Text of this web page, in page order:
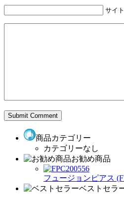
サイト
商品カテゴリー
カテゴリーなし
お勧め商品
フュージョンピアス
ベストセラ